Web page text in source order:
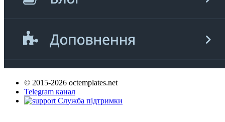
© 2015-2026 octemplates.net
Telegram канал
Служба підтримки